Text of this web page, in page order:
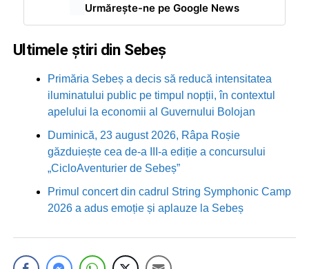
Urmărește-ne pe Google News
Ultimele știri din Sebeș
Primăria Sebeș a decis să reducă intensitatea
iluminatului public pe timpul nopții, în contextul
apelului la economii al Guvernului Bolojan
Duminică, 23 august 2026, Râpa Roșie
găzduiește cea de-a III-a ediție a concursului
„CicloAventurier de Sebeș”
Primul concert din cadrul String Symphonic Camp
2026 a adus emoție și aplauze la Sebeș